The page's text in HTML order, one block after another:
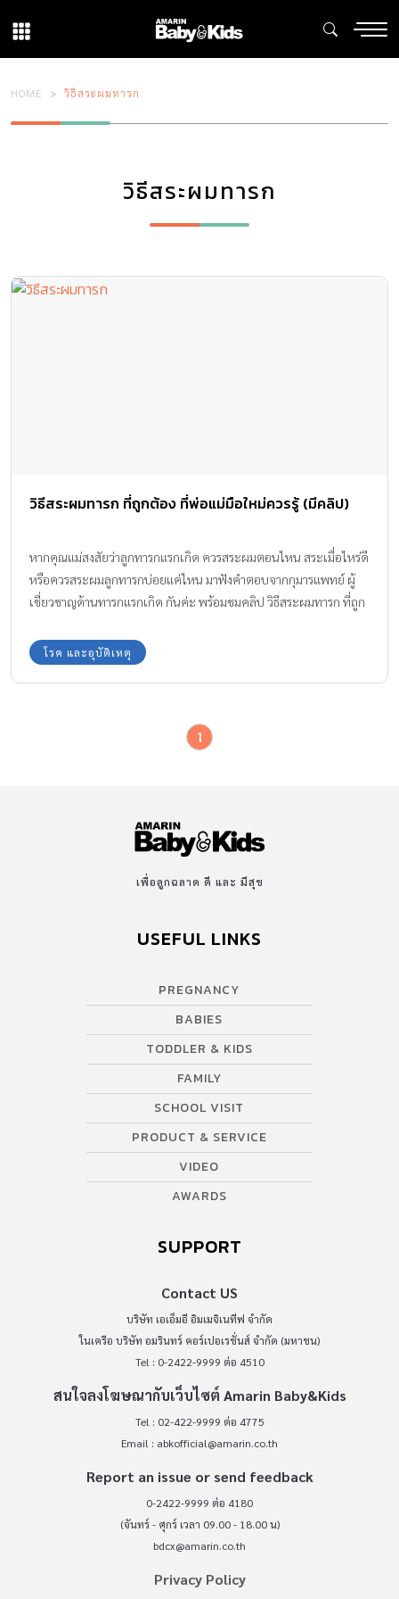
HOME วิธีสระผมทารก
วิธีสระผมทารก
วิธีสระผมทารก ที่ถูกต้อง ที่พ่อแม่มือใหม่ควรรู้ (มีคลิป)
หากคุณแม่สงสัยว่าลูกทารกแรกเกิด ควรสระผมตอนไหน สระเมื่อไหร่ดี
หรือควรสระผมลูกทารกบ่อยแค่ไหน มาฟังคำตอบจากกุมารแพทย์ ผู้
เชี่ยวชาญด้านทารกแรกเกิด กันค่ะ พร้อมชมคลิป วิธีสระผมทารก ที่ถูก
โรค และอุบัติเหตุ
1
เพื่อลูกฉลาด ดี และ มีสุข
USEFUL LINKS
PREGNANCY
BABIES
TODDLER & KIDS
FAMILY
SCHOOL VISIT
PRODUCT & SERVICE
VIDEO
AWARDS
SUPPORT
Contact US
บริษัท เอเอ็มอี อิมเมจิเนทีฟ จำกัด
ในเครือ บริษัท อมรินทร์ คอร์เปอเรชั่นส์ จำกัด (มหาชน)
Tel : 0-2422-9999 ต่อ 4510
สนใจลงโฆษณากับเว็บไซต์ Amarin Baby&Kids
Tel : 02-422-9999 ต่อ 4775
Email : abkofficial@amarin.co.th
Report an issue or send feedback
0-2422-9999 ต่อ 4180
(จันทร์ - ศุกร์ เวลา 09.00 - 18.00 น)
bdcx@amarin.co.th
Privacy Policy